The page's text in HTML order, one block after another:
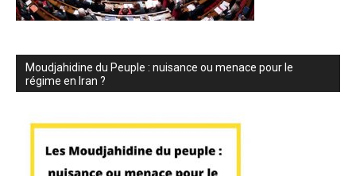
Moudjahidine du Peuple : nuisance ou menace pour le
régime en Iran ?